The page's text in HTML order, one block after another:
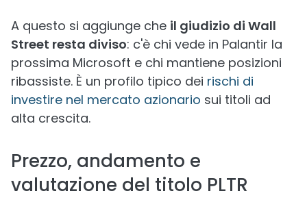
A questo si aggiunge che il giudizio di Wall
Street resta diviso: c'è chi vede in Palantir la
prossima Microsoft e chi mantiene posizioni
ribassiste. È un profilo tipico dei rischi di
investire nel mercato azionario sui titoli ad
alta crescita.
Prezzo, andamento e
valutazione del titolo PLTR